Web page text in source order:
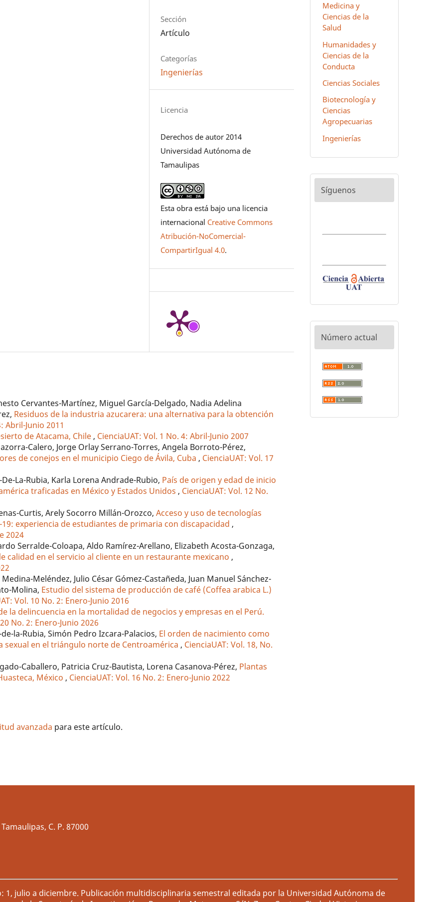
Sección
Artículo
Categorías
Ingenierías
Licencia
Derechos de autor 2014
Universidad Autónoma de
Tamaulipas
Esta obra está bajo una licencia
internacional Creative Commons
Atribución-NoComercial-
CompartirIgual 4.0.
Cervantes-Martínez, Miguel García-Delgado, Nadia Adelina
Residuos de la industria azucarera: una alternativa para la obtención
Abril-Junio 2011
de Atacama, Chile , CienciaUAT: Vol. 1 No. 4: Abril-Junio 2007
Calero, Jorge Orlay Serrano-Torres, Angela Borroto-Pérez,
de conejos en el municipio Ciego de Ávila, Cuba , CienciaUAT: Vol. 17
La-Rubia, Karla Lorena Andrade-Rubio, País de origen y edad de inicio
traficadas en México y Estados Unidos , CienciaUAT: Vol. 12 No.
Curtis, Arely Socorro Millán-Orozco,Acceso y uso de tecnologías
experiencia de estudiantes de primaria con discapacidad ,
2024
Serralde-Coloapa, Aldo Ramírez-Arellano, Elizabeth Acosta-Gonzaga,
calidad en el servicio al cliente en un restaurante mexicano ,
Meléndez, Julio César Gómez-Castañeda, Juan Manuel Sánchez-
Molina, Estudio del sistema de producción de café (Coffea arabica L.)
Vol. 10 No. 2: Enero-Junio 2016
la delincuencia en la mortalidad de negocios y empresas en el Perú.
No. 2: Enero-Junio 2026
la-Rubia, Simón Pedro Izcara-Palacios, El orden de nacimiento como
en el triángulo norte de Centroamérica , CienciaUAT: Vol. 18, No.
Caballero, Patricia Cruz-Bautista, Lorena Casanova-Pérez, Plantas
México , CienciaUAT: Vol. 16 No. 2: Enero-Junio 2022
avanzada para este artículo.
Medicina y
Ciencias de la
Salud
Humanidades y
Ciencias de la
Conducta
Ciencias Sociales
Biotecnología y
Ciencias
Agropecuarias
Ingenierías
Síguenos
Número actual
C. P. 87000
1, julio a diciembre. Publicación multidisciplinaria semestral editada por la Universidad Autónoma de